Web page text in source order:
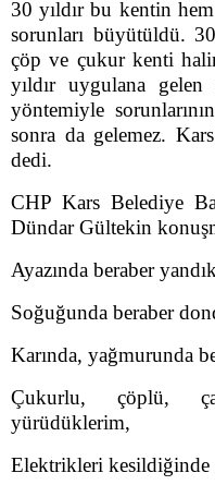
30 yıldır bu kentin
sorunları büyütüldü.
çöp ve çukur kenti
yıldır uygulana
yöntemiyle
sonra da gelemez.
dedi.
CHP Kars Belediye
Dündar Gültekin
Ayazında beraber
Soğuğunda beraber
Karında, yağmurunda
Çukurlu, çöplü,
yürüdüklerim,
Elektrikleri kesildiğinde